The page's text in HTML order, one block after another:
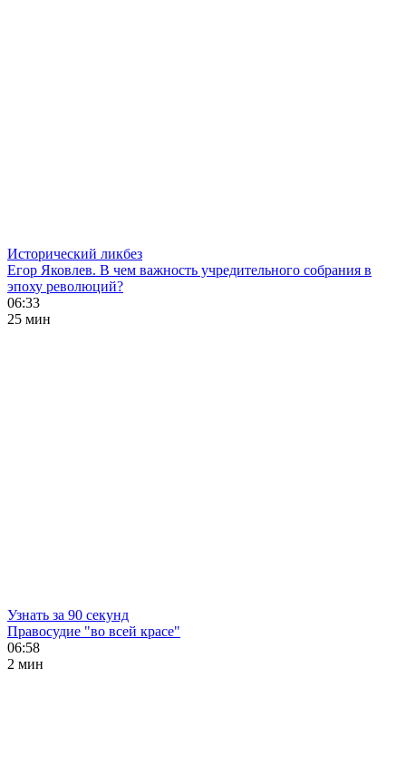
Исторический ликбез
Егор Яковлев. В чем важность учредительного собрания в
эпоху революций?
06:33
25 мин
Узнать за 90 секунд
Правосудие "во всей красе"
06:58
2 мин